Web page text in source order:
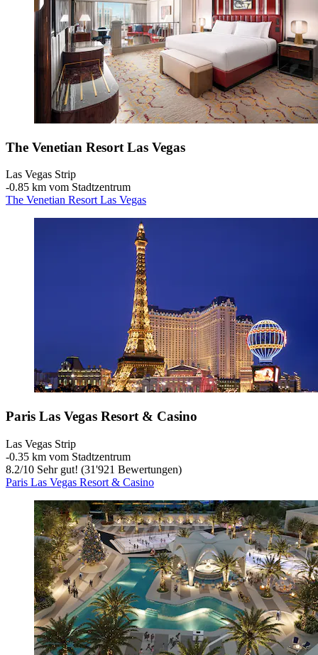
The Venetian Resort Las Vegas
Las Vegas Strip
‐0.85 km vom Stadtzentrum
The Venetian Resort Las Vegas
Paris Las Vegas Resort & Casino
Las Vegas Strip
‐0.35 km vom Stadtzentrum
8.2/10 Sehr gut! (31'921 Bewertungen)
Paris Las Vegas Resort & Casino